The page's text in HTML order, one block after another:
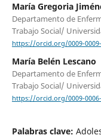
María Gregoria
Departamento de
Trabajo Social/
https://orcid.org/0009-0009-
María Belén Lescano
Departamento de
Trabajo Social/
https://orcid.org/0009-0006-
Palabras clave: